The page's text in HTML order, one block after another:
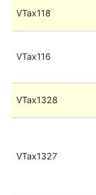
VTax118
VTax116
VTax1328
VTax1327